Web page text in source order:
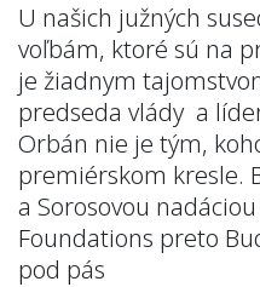
U našich južných
voľbám, ktoré sú na
je žiadnym
predseda vlády a
Orbán nie je tým,
premiérskom kresle.
a Sorosovou
Foundations preto
pod pás